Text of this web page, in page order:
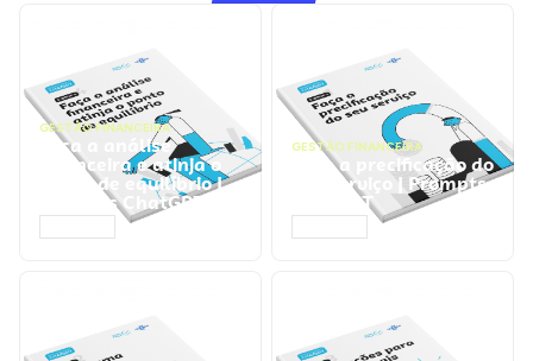
GESTÃO FINANCEIRA
Faça a análise
financeira e atinja o
ponto de equilíbrio |
Prompts ChatGPT
GESTÃO FINANCEIRA
Faça a precificação do
seu serviço | Prompts
ChatGPT